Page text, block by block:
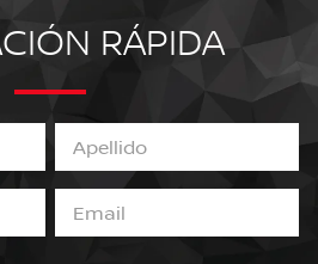
RÁPIDA